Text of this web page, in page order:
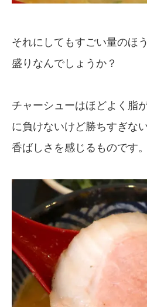
それにしてもすごい量のほ
盛りなんでしょうか？
チャーシューはほどよく脂
に負けないけど勝ちすぎな
香ばしさを感じるものです。